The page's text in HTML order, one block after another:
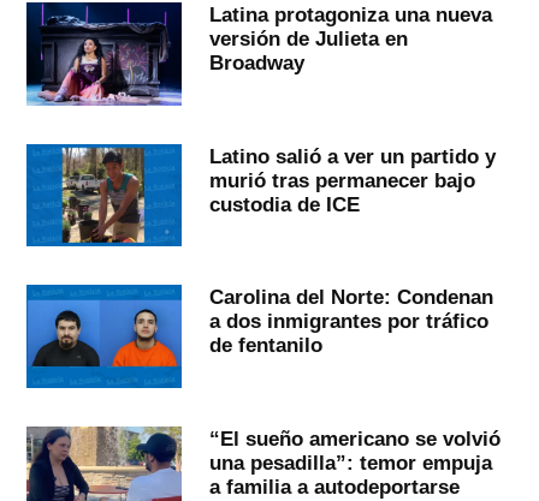
Latina protagoniza una nueva
versión de Julieta en
Broadway
Latino salió a ver un partido y
murió tras permanecer bajo
custodia de ICE
Carolina del Norte: Condenan
a dos inmigrantes por tráfico
de fentanilo
“El sueño americano se volvió
una pesadilla”: temor empuja
a familia a autodeportarse